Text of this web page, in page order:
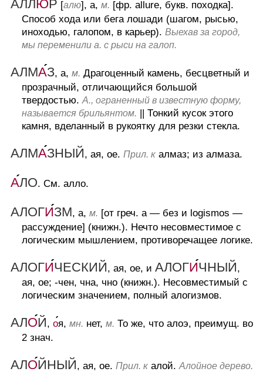
АЛЛЮР [алю], а, м. [фр. allure, букв. походка].
Способ хода или бега лошади (шагом, рысью,
иноходью, галопом, в карьер). Выехав за город,
мы переменили а. с рыси на галоп.
АЛМАЗ, а, м. Драгоценный камень, бесцветный и
прозрачный, отличающийся большой
твердостью. А., ограненный в известную форму,
называется брильянтом.
Тонкий кусок этого
камня, вделанный в рукоятку для резки стекла.
АЛМАЗНЫЙ, ая, ое. Прил. к алмаз; из алмаза.
АЛО. См. алло.
АЛОГИЗМ, а, м. [от греч. а — без и logismos —
рассуждение] (книжн.). Нечто несовместимое с
логическим мышлением, противоречащее логике.
АЛОГИЧЕСКИЙ, ая, ое, и АЛОГИЧНЫЙ,
ая, ое; -чен, чна, чно (книжн.). Несовместимый с
логическим значением, полный алогизмов.
АЛОЙ, оя, мн. нет, м. То же, что алоэ, преимущ. во
2 знач.
АЛОЙНЫЙ, ая, ое. Прил. к алой. Алойное дерево.